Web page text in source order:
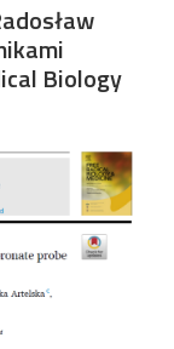
Biology